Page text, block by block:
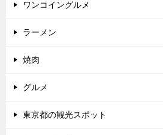
ワンコイングルメ
ラーメン
焼肉
グルメ
東京都の観光スポット